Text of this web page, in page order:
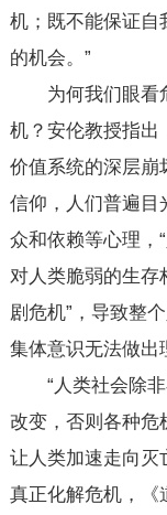
机；既不能保证自
的机会。”
为何我们眼看危
机？安伦教授指出
价值系统的深层崩
信仰，人们普遍目
众和依赖等心理，
对人类脆弱的生存
剧危机”，导致整
集体意识无法做出
“人类社会除非
改变，否则各种危
让人类加速走向灭
真正化解危机，《